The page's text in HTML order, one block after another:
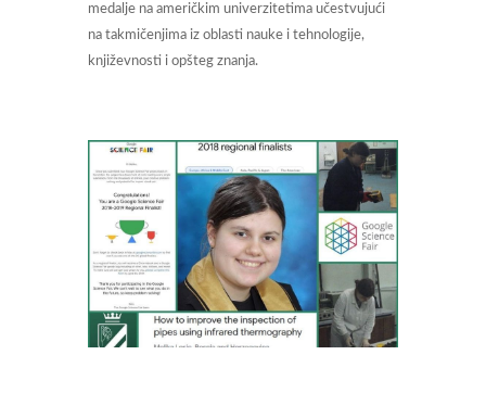
medalje na američkim univerzitetima učestvujući
na takmičenjima iz oblasti nauke i tehnologije,
književnosti i opšteg znanja.